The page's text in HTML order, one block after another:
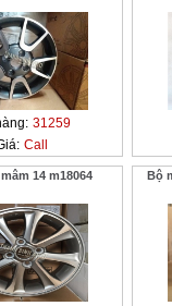
31259
Call
14 m18064 Bộ